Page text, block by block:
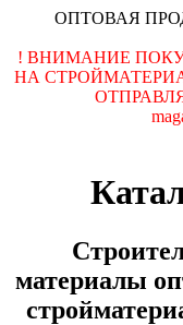
ОПТОВАЯ
! ВНИМАНИЕ
НА
материалы